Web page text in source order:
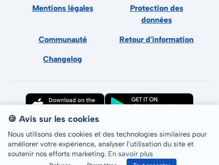
Mentions légales
Protection des
données
Communauté Retour d'information
Changelog
Tous droits réservés © LCP GmbH 2026
🍪 Avis sur les cookies
Nous utilisons des cookies et des technologies similaires pour
améliorer votre expérience, analyser l’utilisation du site et
soutenir nos efforts marketing. En savoir plus